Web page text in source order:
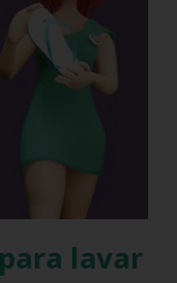
um novo e
também,
encolhe
posts/5438109
lavar